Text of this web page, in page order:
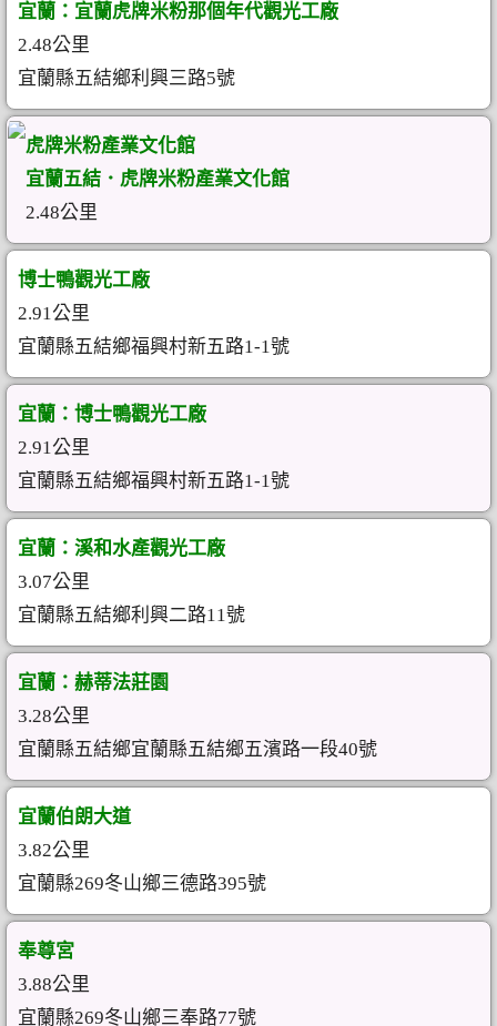
宜蘭：宜蘭虎牌米粉那個年代觀光工廠
2.48公里
宜蘭縣五結鄉利興三路5號
虎牌米粉產業文化館
宜蘭五結．虎牌米粉產業文化館
2.48公里
博士鴨觀光工廠
2.91公里
宜蘭縣五結鄉福興村新五路1-1號
宜蘭：博士鴨觀光工廠
2.91公里
宜蘭縣五結鄉福興村新五路1-1號
宜蘭：溪和水產觀光工廠
3.07公里
宜蘭縣五結鄉利興二路11號
宜蘭：赫蒂法莊園
3.28公里
宜蘭縣五結鄉宜蘭縣五結鄉五濱路一段40號
宜蘭伯朗大道
3.82公里
宜蘭縣269冬山鄉三德路395號
奉尊宮
3.88公里
宜蘭縣269冬山鄉三奉路77號